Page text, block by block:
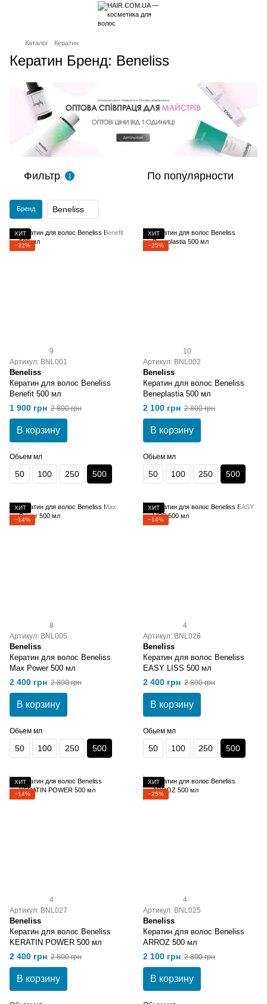
Каталог Кератин
Кератин Бренд: Beneliss
Фильтр 1 По популярности
Бренд Beneliss
ХИТ
−32%
9
Артикул: BNL001
Beneliss
Кератин для волос Beneliss
Benefit 500 мл
1 900 грн 2 800 грн
В корзину
Обьем мл
50 100 250 500
ХИТ
−25%
10
Артикул: BNL002
Beneliss
Кератин для волос Beneliss
Beneplastia 500 мл
2 100 грн 2 800 грн
В корзину
Обьем мл
50 100 250 500
ХИТ
−14%
8
Артикул: BNL005
Beneliss
Кератин для волос Beneliss
Max Power 500 мл
2 400 грн 2 800 грн
В корзину
Обьем мл
50 100 250 500
ХИТ
−14%
4
Артикул: BNL026
Beneliss
Кератин для волос Beneliss
EASY LISS 500 мл
2 400 грн 2 800 грн
В корзину
Обьем мл
50 100 250 500
ХИТ
−14%
4
Артикул: BNL027
Beneliss
Кератин для волос Beneliss
KERATIN POWER 500 мл
2 400 грн 2 800 грн
В корзину
ХИТ
−25%
4
Артикул: BNL025
Beneliss
Кератин для волос Beneliss
ARROZ 500 мл
2 100 грн 2 800 грн
В корзину